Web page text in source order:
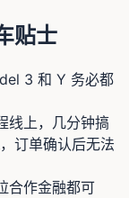
贴士
3 和 Y 务必都
线上，几分钟搞
，订单确认后无法
合作金融都可